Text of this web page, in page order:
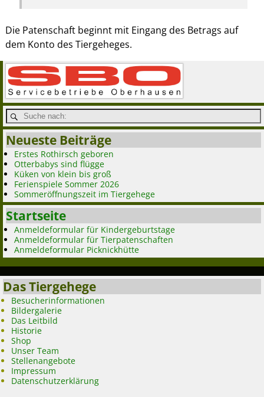
Die Patenschaft beginnt mit Eingang des Betrags auf
dem Konto des Tiergeheges.
Neueste Beiträge
Erstes Rothirsch geboren
Otterbabys sind flügge
Küken von klein bis groß
Ferienspiele Sommer 2026
Sommeröffnungszeit im Tiergehege
Startseite
Anmeldeformular für Kindergeburtstage
Anmeldeformular für Tierpatenschaften
Anmeldeformular Picknickhütte
Das Tiergehege
Besucherinformationen
Bildergalerie
Das Leitbild
Historie
Shop
Unser Team
Stellenangebote
Impressum
Datenschutzerklärung